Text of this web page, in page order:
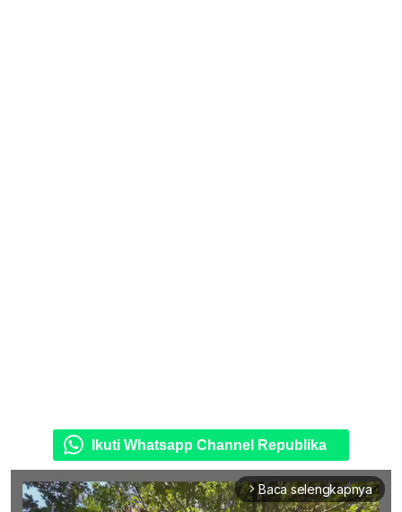
Ikuti Whatsapp Channel Republika
arrow_forward_ios Baca selengkapnya